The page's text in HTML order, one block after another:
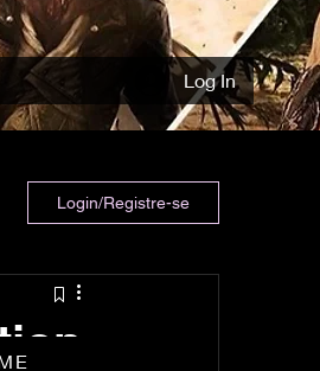
Log In
Login/Registre-se